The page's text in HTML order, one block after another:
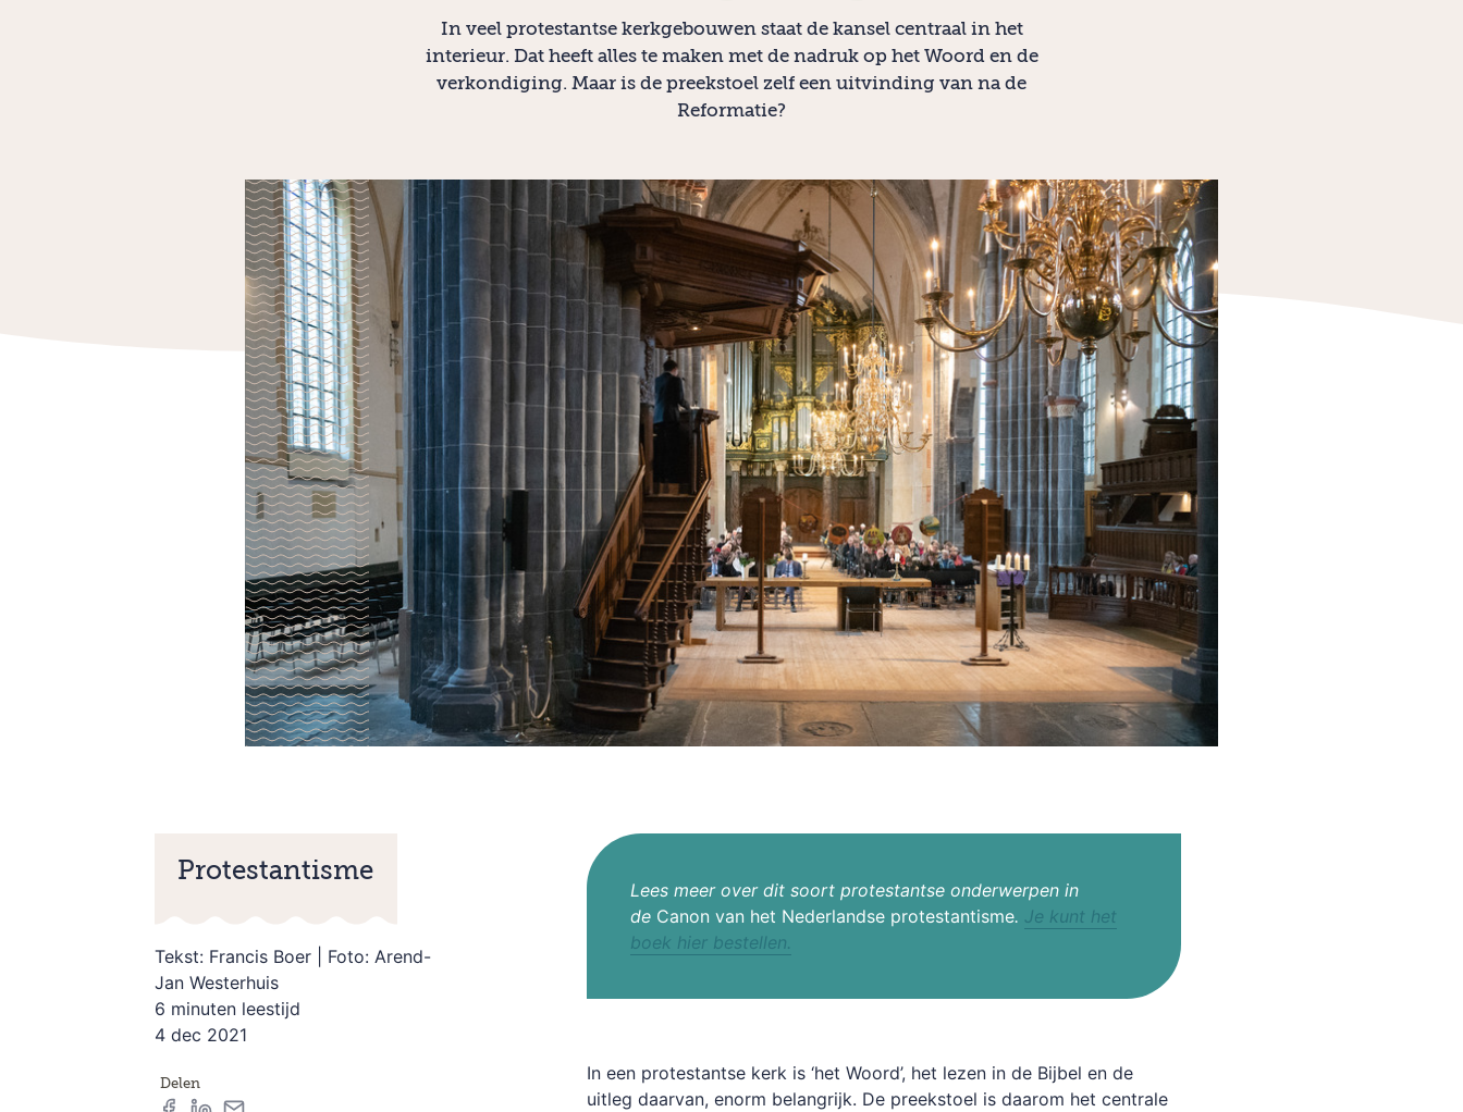
In veel protestantse kerkgebouwen staat de kansel centraal in het
interieur. Dat heeft alles te maken met de nadruk op het Woord en de
verkondiging. Maar is de preekstoel zelf een uitvinding van na de
Reformatie?
Lees meer over dit soort protestantse onderwerpen in
de Canon van het Nederlandse protestantisme. Je kunt het
boek hier bestellen.
In een protestantse kerk is ‘het Woord’, het lezen in de Bijbel en de
uitleg daarvan, enorm belangrijk. De preekstoel is daarom het centrale
Protestantisme
Tekst: Francis Boer | Foto: Arend-
Jan Westerhuis
6 minuten leestijd
4 dec 2021
Delen